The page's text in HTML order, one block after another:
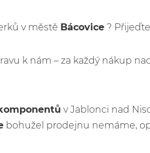
v městě Bácovice ?
k nám – za každý nákup
v Jablonci nad
bohužel prodejnu nemáme,